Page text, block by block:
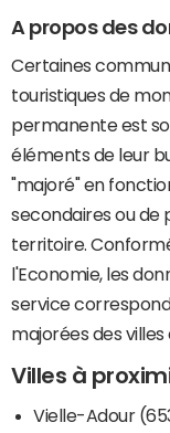
A propos des
Certaines
touristiques de
permanente est
éléments de leur
"majoré" en
secondaires ou de
territoire.
l'Economie, les
service
majorées des villes
Villes à
Vielle-Adour